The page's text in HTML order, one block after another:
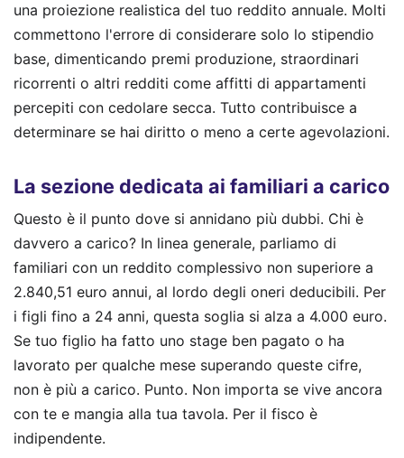
una proiezione realistica del tuo reddito annuale. Molti
commettono l'errore di considerare solo lo stipendio
base, dimenticando premi produzione, straordinari
ricorrenti o altri redditi come affitti di appartamenti
percepiti con cedolare secca. Tutto contribuisce a
determinare se hai diritto o meno a certe agevolazioni.
La sezione dedicata ai familiari a carico
Questo è il punto dove si annidano più dubbi. Chi è
davvero a carico? In linea generale, parliamo di
familiari con un reddito complessivo non superiore a
2.840,51 euro annui, al lordo degli oneri deducibili. Per
i figli fino a 24 anni, questa soglia si alza a 4.000 euro.
Se tuo figlio ha fatto uno stage ben pagato o ha
lavorato per qualche mese superando queste cifre,
non è più a carico. Punto. Non importa se vive ancora
con te e mangia alla tua tavola. Per il fisco è
indipendente.